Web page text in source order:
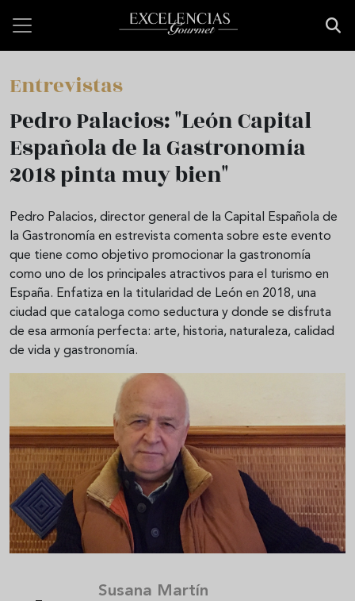
Entrevistas
Pedro Palacios: "León Capital
Española de la Gastronomía
2018 pinta muy bien"
Pedro Palacios, director general de la Capital Española de
la Gastronomía en estrevista comenta sobre este evento
que tiene como objetivo promocionar la gastronomía
como uno de los principales atractivos para el turismo en
España. Enfatiza en la titularidad de León en 2018, una
ciudad que cataloga como seductura y donde se disfruta
de esa armonía perfecta: arte, historia, naturaleza, calidad
de vida y gastronomía.
Susana Martín